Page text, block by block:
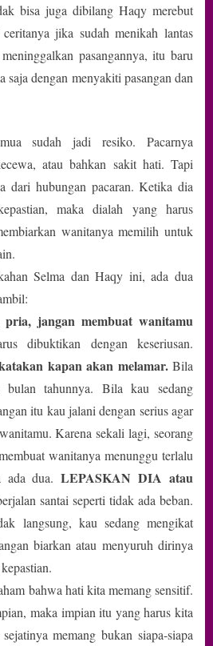
bisa juga dibilang Haqy merebut
jika sudah menikah lantas
pasangannya, itu baru
saja dengan menyakiti pasangan dan
sudah jadi resiko. Pacarnya
atau bahkan sakit hati. Tapi
dari hubungan pacaran. Ketika dia
maka dialah yang harus
wanitanya memilih untuk
Selma dan Haqy ini, ada dua
jangan membuat wanitamu
dibuktikan dengan keseriusan.
kapan akan melamar.Bila
bulan tahunnya. Bila kau sedang
itu kau jalani dengan serius agar
Karena sekali lagi, seorang
wanitanya menunggu terlalu
ada dua.LEPASKAN DIA atau
santai seperti tidak ada beban.
langsung, kau sedang mengikat
biarkan atau menyuruh dirinya
bahwa hati kita memang sensitif.
maka impian itu yang harus kita
memang bukan siapa-siapa